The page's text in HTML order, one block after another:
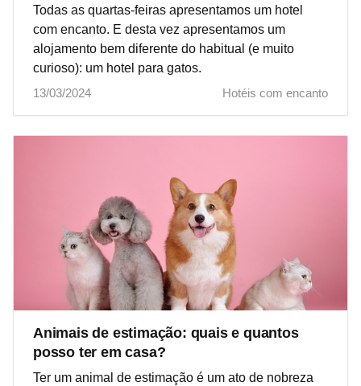
Todas as quartas-feiras apresentamos um hotel
com encanto. E desta vez apresentamos um
alojamento bem diferente do habitual (e muito
curioso): um hotel para gatos.
13/03/2024
Hotéis com encanto
Animais de estimação: quais e quantos
posso ter em casa?
Ter um animal de estimação é um ato de nobreza